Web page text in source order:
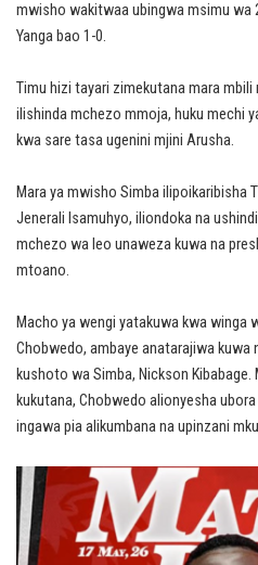
mwisho wakitwaa ubingwa msimu wa
Yanga bao 1-0.
Timu hizi tayari zimekutana mara
ilishinda mchezo mmoja, huku mechi
kwa sare tasa ugenini mjini Arusha.
Mara ya mwisho Simba ilipoikaribisha
Jenerali Isamuhyo, iliondoka na
mchezo wa leo unaweza kuwa na
mtoano.
Macho ya wengi yatakuwa kwa winga
Chobwedo, ambaye anatarajiwa kuwa
kushoto wa Simba, Nickson
kukutana, Chobwedo alionyesha
ingawa pia alikumbana na upinzani